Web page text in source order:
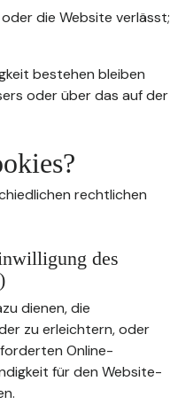
die Website verlässt;
bestehen bleiben
oder über das auf der
rechtlichen
des
dienen, die
zu erleichtern, oder
Online-
für den Website-